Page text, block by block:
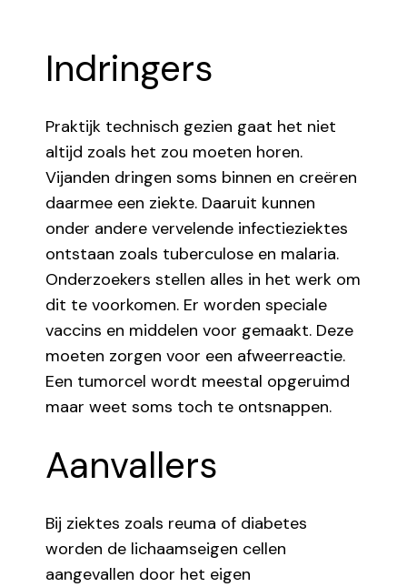
Indringers
Praktijk technisch gezien gaat het niet
altijd zoals het zou moeten horen.
Vijanden dringen soms binnen en creëren
daarmee een ziekte. Daaruit kunnen
onder andere vervelende infectieziektes
ontstaan zoals tuberculose en malaria.
Onderzoekers stellen alles in het werk om
dit te voorkomen. Er worden speciale
vaccins en middelen voor gemaakt. Deze
moeten zorgen voor een afweerreactie.
Een tumorcel wordt meestal opgeruimd
maar weet soms toch te ontsnappen.
Aanvallers
Bij ziektes zoals reuma of diabetes
worden de lichaamseigen cellen
aangevallen door het eigen